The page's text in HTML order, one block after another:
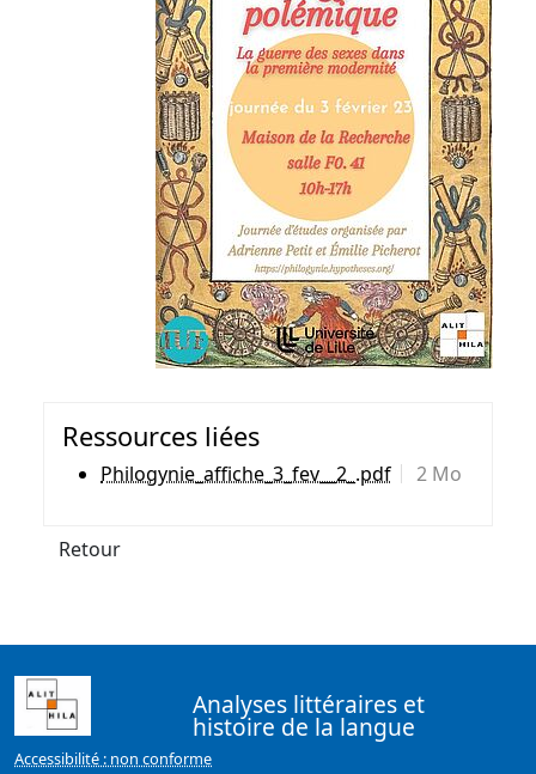
Ressources liées
Philogynie_affiche_3_fev__2_.pdf 2 Mo
Retour
Analyses littéraires et
histoire de la langue
Accessibilité : non conforme